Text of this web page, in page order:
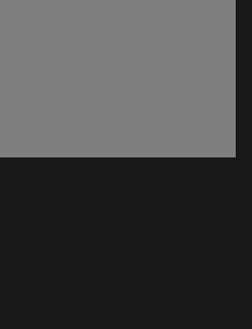
ventana)
(abre en nueva ventana)
en nueva ventana)